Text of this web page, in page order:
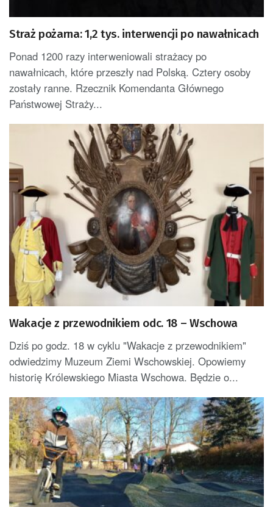
Straż pożarna: 1,2 tys. interwencji po nawałnicach
Ponad 1200 razy interweniowali strażacy po
nawałnicach, które przeszły nad Polską. Cztery osoby
zostały ranne. Rzecznik Komendanta Głównego
Państwowej Straży...
Wakacje z przewodnikiem odc. 18 – Wschowa
Dziś po godz. 18 w cyklu "Wakacje z przewodnikiem"
odwiedzimy Muzeum Ziemi Wschowskiej. Opowiemy
historię Królewskiego Miasta Wschowa. Będzie o...